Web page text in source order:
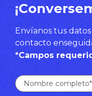
Envíanos tus
contacto
*Campos